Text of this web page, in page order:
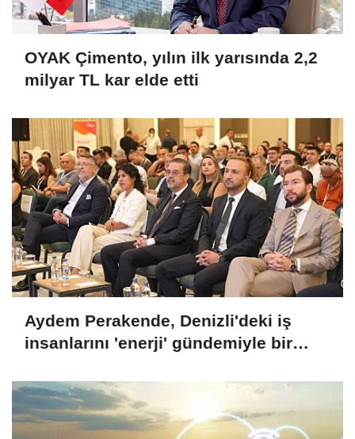
OYAK Çimento, yılın ilk yarısında 2,2
milyar TL kar elde etti
Aydem Perakende, Denizli'deki iş
insanlarını 'enerji' gündemiyle bir